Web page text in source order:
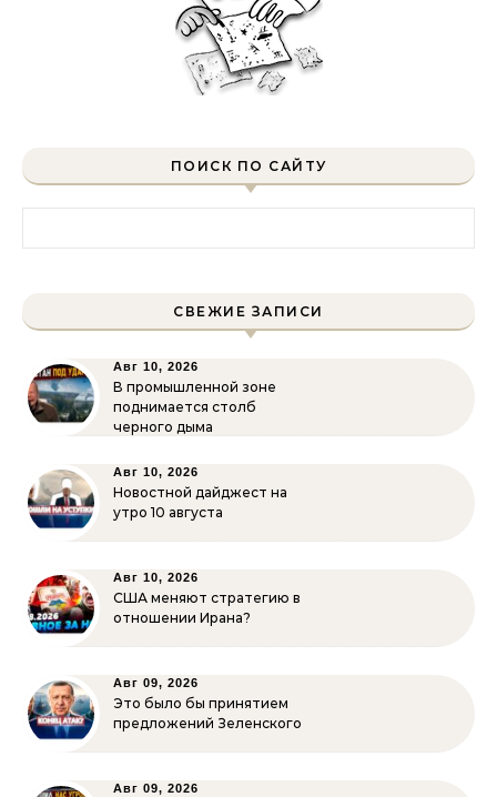
ПОИСК ПО САЙТУ
СВЕЖИЕ ЗАПИСИ
Авг 10, 2026
В промышленной зоне
поднимается столб
черного дыма
Авг 10, 2026
Новостной дайджест на
утро 10 августа
Авг 10, 2026
США меняют стратегию в
отношении Ирана?
Авг 09, 2026
Это было бы принятием
предложений Зеленского
Авг 09, 2026